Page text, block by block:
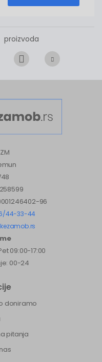
proizvoda
96
44-33-44
09:00-17:00
00-24
doniramo
pitanja